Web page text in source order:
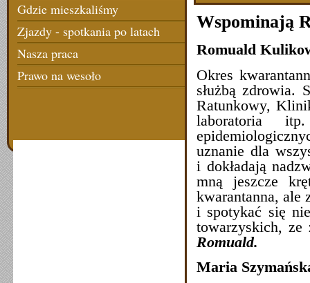
Gdzie mieszkaliśmy
Zjazdy - spotkania po latach
Nasza praca
Prawo na wesoło
Wspominają
Romuald
Okres
służbą zdrowia.
Ratunkowy,
laboratoria
uznanie dla
i dokładają
mną jeszcze
kwarantanna,
i spotykać się
towarzyskich, ze
Romuald.
Maria